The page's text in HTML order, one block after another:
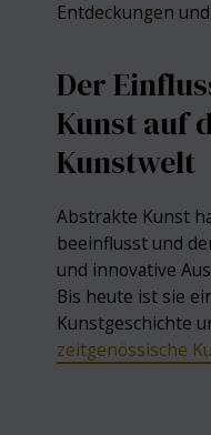
Entdeckungen
Der
Kunst auf
Kunstwelt
Abstrakte Kunst
beeinflusst und
und innovative
Bis heute ist sie
Kunstgeschichte
zeitgenössische